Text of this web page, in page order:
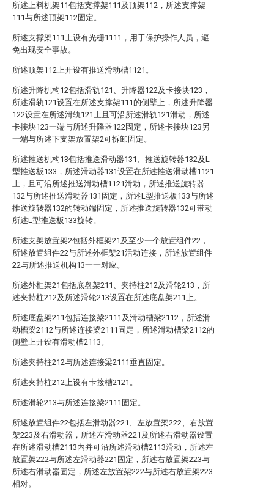
所述上料机架11包括支撑架111及顶架112，所述支撑架
111与所述顶架112固定。
所述支撑架111上设有光栅1111，用于保护操作人员，避
免出现安全事故。
所述顶架112上开设有推送滑动槽1121。
所述升降机构12包括滑轨121、升降器122及卡接块123，
所述滑轨121设置在所述支撑架111的侧壁上，所述升降器
122设置在所述滑轨121上且可沿所述滑轨121滑动，所述
卡接块123一端与所述升降器122固定，所述卡接块123另
一端与所述下支架放置架2可拆卸固定。
所述推送机构13包括推送滑动器131、推送旋转器132及L
型推送板133，所述滑动器131设置在所述推送滑动槽1121
上，且可沿所述推送滑动槽1121滑动，所述推送旋转器
132与所述推送滑动器131固定，所述L型推送板133与所述
推送旋转器132的转动端固定，所述推送旋转器132可带动
所述L型推送板133旋转。
所述支架放置架2包括外框架21及至少一个放置组件22，
所述放置组件22与所述外框架21活动连接，所述放置组件
22与所述推送机构13一一对应。
所述外框架21包括底盘架211、夹持柱212及滑轮213，所
述夹持柱212及所述滑轮213设置在所述底盘架211上。
所述底盘架211包括连接梁2111及滑动槽梁2112，所述滑
动槽梁2112与所述连接梁2111固定，所述滑动槽梁2112的
侧壁上开设有滑动槽2113。
所述夹持柱212与所述连接梁2111垂直固定。
所述夹持柱212上设有卡接槽2121。
所述滑轮213与所述连接梁2111固定。
所述放置组件22包括左滑动器221、左放置架222、右放置
架223及右滑动器，所述左滑动器221及所述右滑动器设置
在所述滑动槽2113内并可沿所述滑动槽2113滑动，所述左
放置架222与所述左滑动器221固定，所述右放置架223与
所述右滑动器固定，所述左放置架222与所述右放置架223
相对。